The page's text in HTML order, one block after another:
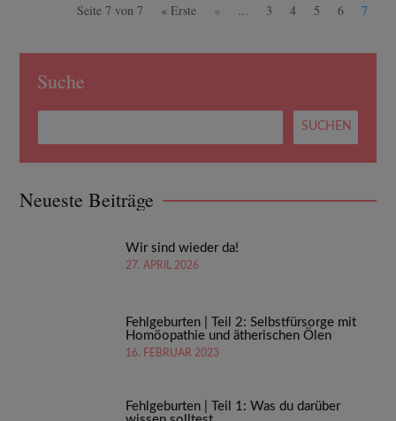
Seite 7 von 7 « Erste « ... 3 4 5 6 7
Suche
Neueste Beiträge
Wir sind wieder da!
27. APRIL 2026
Fehlgeburten | Teil 2: Selbstfürsorge mit
Homöopathie und ätherischen Ölen
16. FEBRUAR 2023
Fehlgeburten | Teil 1: Was du darüber